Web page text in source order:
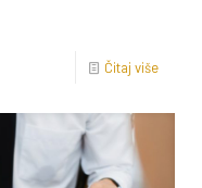
Čitaj više